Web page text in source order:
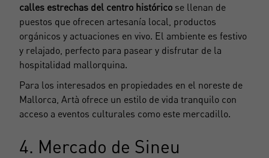
calles estrechas del centro histórico se llenan de
puestos que ofrecen artesanía local, productos
orgánicos y actuaciones en vivo. El ambiente es festivo
y relajado, perfecto para pasear y disfrutar de la
hospitalidad mallorquina.
Para los interesados en propiedades en el noreste de
Mallorca, Artà ofrece un estilo de vida tranquilo con
acceso a eventos culturales como este mercadillo.
4. Mercado de Sineu